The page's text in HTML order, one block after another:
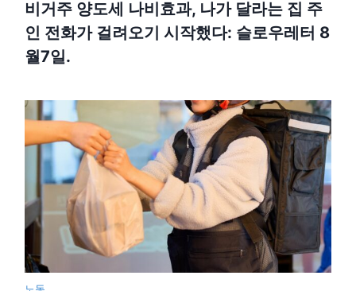
비거주 양도세 나비효과, 나가 달라는 집 주
인 전화가 걸려오기 시작했다: 슬로우레터 8
월7일.